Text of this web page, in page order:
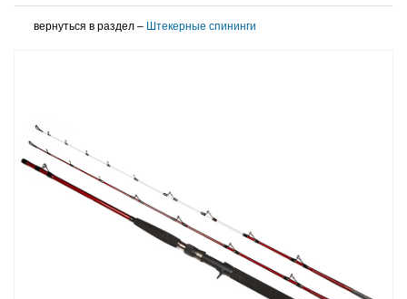
вернуться в раздел – Штекерные спининги